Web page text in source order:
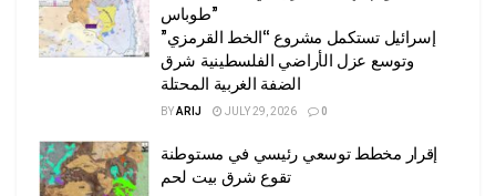
طوباس”
إسرائيل تستكمل مشروع “الخط القرمزي”
وتوسع عزل الأراضي الفلسطينية شرق
الضفة الغربية المحتلة
BYARIJ JULY 29, 2026 0
إقرار مخطط توسعي رئيسي في مستوطنة
تقوع شرق بيت لحم